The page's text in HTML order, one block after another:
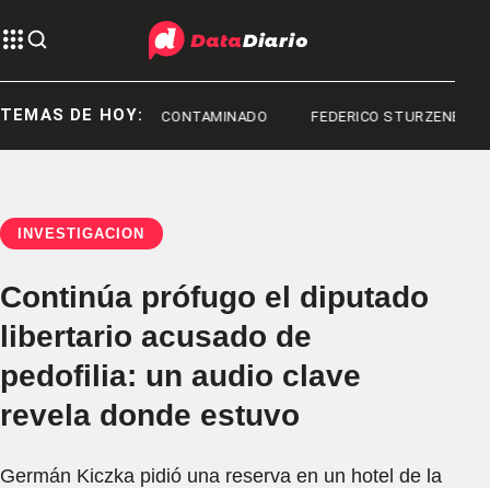
TEMAS DE HOY:
FENTANILO CONTAMINADO FEDERICO STURZENEGGER
INVESTIGACIÓN
Continúa prófugo el diputado
libertario acusado de
pedofilia: un audio clave
revela donde estuvo
Germán Kiczka pidió una reserva en un hotel de la